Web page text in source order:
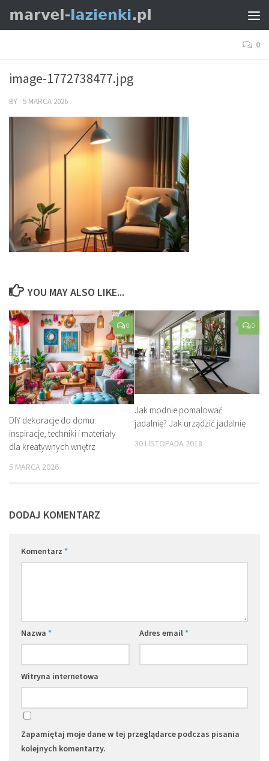
0
image-1772738477.jpg
BY · 5 MARCA 2026
YOU MAY ALSO LIKE...
0
DIY dekoracje do domu:
inspiracje, techniki i materiały
dla kreatywnych wnętrz
5 MARCA 2026
0
Jak modnie pomalować
jadalnię? Jak urządzić jadalnię
30 LISTOPADA 2018
DODAJ KOMENTARZ
Komentarz *
Nazwa * Adres email*
Witryna internetowa
Zapamiętaj moje dane w tej przeglądarce podczas pisania
kolejnych komentarzy.